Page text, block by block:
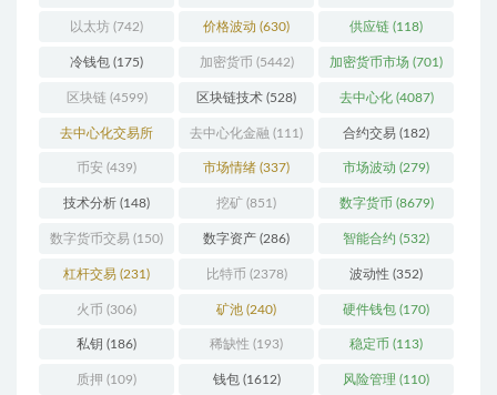
以太坊 (742) 价格波动 (630) 供应链 (118)
冷钱包 (175) 加密货币 (5442) 加密货币市场 (701)
区块链(4599) 区块链技术 (528) 去中心化(4087)
去中心化交易所
(196)
去中心化金融 (111) 合约交易 (182)
币安 (439) 市场情绪 (337) 市场波动 (279)
技术分析 (148) 挖矿 (851) 数字货币 (8679)
数字货币交易 (150) 数字资产 (286) 智能合约 (532)
杠杆交易 (231) 比特币 (2378) 波动性 (352)
火币 (306) 矿池 (240) 硬件钱包 (170)
私钥 (186) 稀缺性 (193) 稳定币 (113)
质押 (109) 钱包(1612) 风险管理 (110)